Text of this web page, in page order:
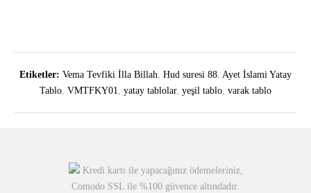
Etiketler: Vema Tevfiki İlla Billah, Hud suresi 88. Ayet İslami Yatay
Tablo, VMTFKY01, yatay tablolar, yeşil tablo, varak tablo
Kredi kartı ile yapacağınız ödemeleriniz,
Comodo SSL ile %100 güvence altındadır.